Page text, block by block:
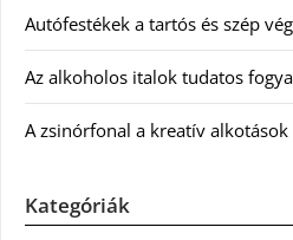
Autófestékek a tartós és szép
Az alkoholos italok tudatos
A zsinórfonal a kreatív alkotások
Kategóriák